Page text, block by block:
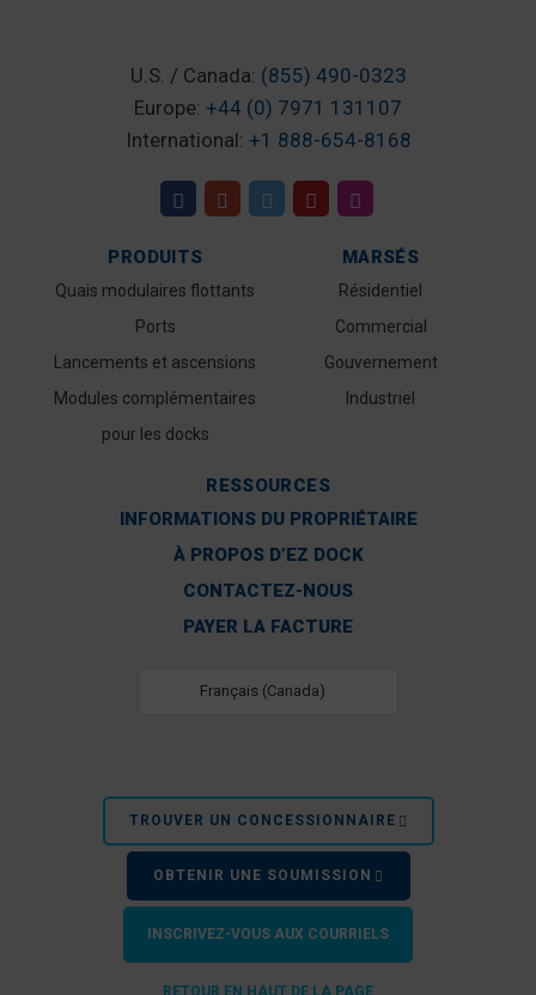
U.S. / Canada: (855) 490-0323
Europe: +44 (0) 7971 131107
International: +1 888-654-8168
PRODUITS
Quais modulaires flottants
Ports
Lancements et ascensions
Modules complémentaires
pour les docks
MARSÉS
Résidentiel
Commercial
Gouvernement
Industriel
RESSOURCES
INFORMATIONS DU PROPRIÉTAIRE
À PROPOS D’EZ DOCK
CONTACTEZ-NOUS
PAYER LA FACTURE
Français (Canada)
TROUVER UN CONCESSIONNAIRE
OBTENIR UNE SOUMISSION
INSCRIVEZ-VOUS AUX COURRIELS
RETOUR EN HAUT DE LA PAGE